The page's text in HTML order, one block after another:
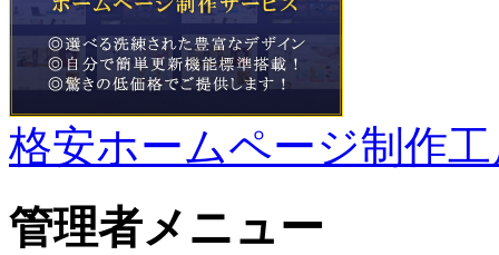
格安ホームページ制作
管理者メニュー